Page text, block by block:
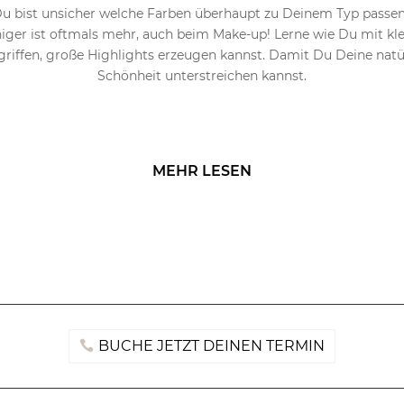
bist unsicher welche Farben überhaupt zu Deinem Typ
ist oftmals mehr, auch beim Make-up! Lerne wie Du mit
große Highlights erzeugen kannst. Damit Du Deine
Schönheit unterstreichen kannst.
MEHR LESEN
BUCHE JETZT DEINEN TERMIN